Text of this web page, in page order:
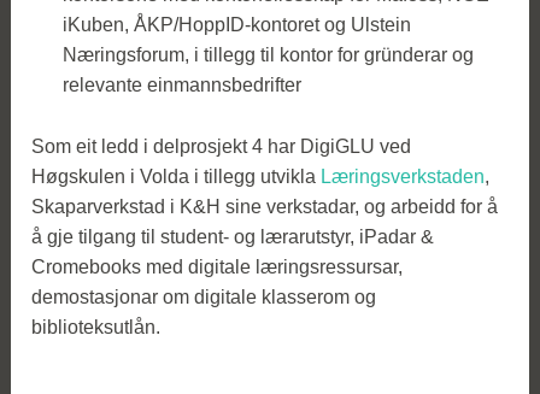
iKuben, ÅKP/HoppID-kontoret og Ulstein
Næringsforum, i tillegg til kontor for gründerar og
relevante einmannsbedrifter
Som eit ledd i delprosjekt 4 har DigiGLU ved
Høgskulen i Volda i tillegg utvikla Læringsverkstaden,
Skaparverkstad i K&H sine verkstadar, og arbeidd for å
å gje tilgang til student- og lærarutstyr, iPadar &
Cromebooks med digitale læringsressursar,
demostasjonar om digitale klasserom og
biblioteksutlån.